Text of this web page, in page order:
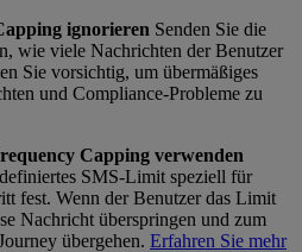
ignorieren Senden Sie die
wie viele Nachrichten der Benutzer
Sie vorsichtig, um übermäßiges
und Compliance-Probleme zu
Capping verwenden
SMS-Limit speziell für
fest. Wenn der Benutzer das Limit
Nachricht überspringen und zum
übergehen. Erfahren Sie mehr